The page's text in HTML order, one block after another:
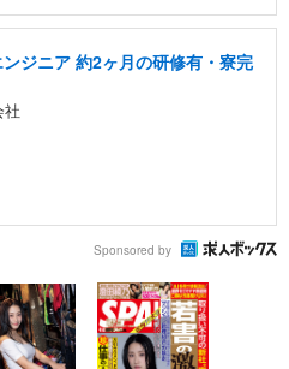
ジニア 約2ヶ月の研修有・寮完
社
Sponsored by